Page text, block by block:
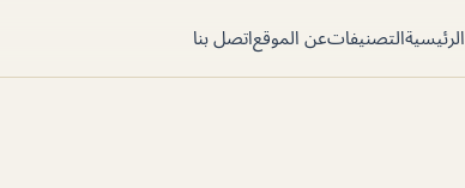
الرئيسيةالتصنيفاتعن الموقعاتصل بنا